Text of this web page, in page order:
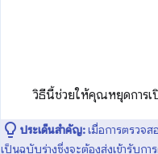
วิธีนี้ช่วยให้คุณหยุดการเ
ประเด็นสำคัญ:เมื่อการตรวจ
เป็นฉบับร่างซึ่งจะต้องส่งเข้ารับก